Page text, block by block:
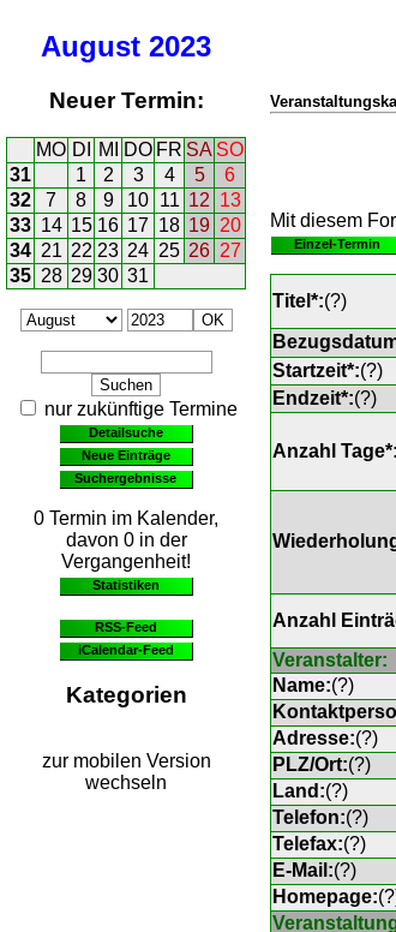
August 2023
Neuer Termin:
MO DI MI DO FR SA SO
31
1 2 3 4 5
6
32
7 8 9 10 11 12 13
33 14 15 16 17 18 19 20
34 21 22 23 24 25 26 27
35 28 29 30 31
nur zukünftige Termine
Detailsuche
Neue Einträge
Suchergebnisse
0 Termin im Kalender,
davon 0 in der
Vergangenheit!
Statistiken
RSS-Feed
iCalendar-Feed
Kategorien
zur mobilen Version
wechseln
Mit diesem
Einzel-Termin
Titel*:(?)
Startzeit*:(?)
Endzeit*:(?)
Anzahl Tage*:
Anzahl
Veranstalter:
Name:(?)
Adresse:(?)
PLZ/Ort:(?)
Land:(?)
Telefon:(?)
Telefax:(?)
E-Mail:(?)
Homepage:(?